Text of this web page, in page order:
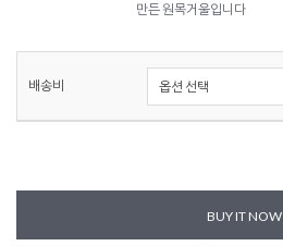
만든 원목거울입니다
배송비
BUY IT NOW